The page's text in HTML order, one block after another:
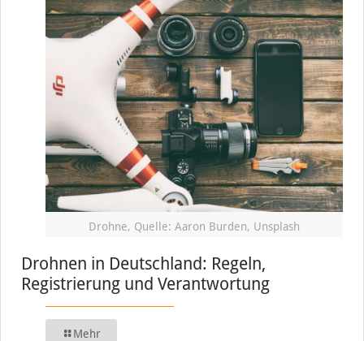
Drohne, Quelle: Aaron Burden, Unsplash
Drohnen in Deutschland: Regeln,
Registrierung und Verantwortung
Mehr